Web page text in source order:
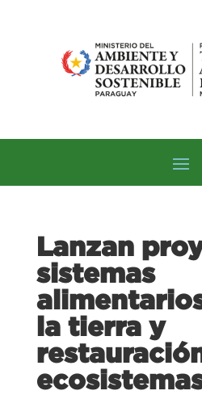
Lanzan
sistemas
la tierra y